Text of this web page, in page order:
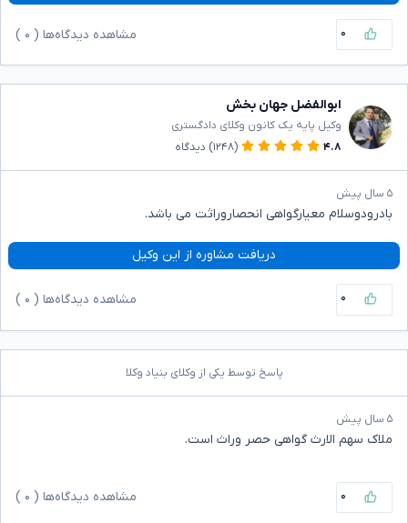
۰ مشاهده دیدگاه‌ها ( ۰
ابوالفضل جهان بخش
وکیل پایه یک کانون وکلای دادگستری
۴.۸
(۱۲۴۸) دیدگاه
۵ سال پیش
بادرودوسلام معیارگواهی انحصاروراثت می باشد.
دریافت مشاوره از این وکیل
۰ مشاهده دیدگاه‌ها ( ۰
پاسخ توسط یکی از وکلای بنیاد وکلا
۵ سال پیش
ملاک سهم الارث گواهی حصر وراث است.
۰ مشاهده دیدگاه‌ها ( ۰